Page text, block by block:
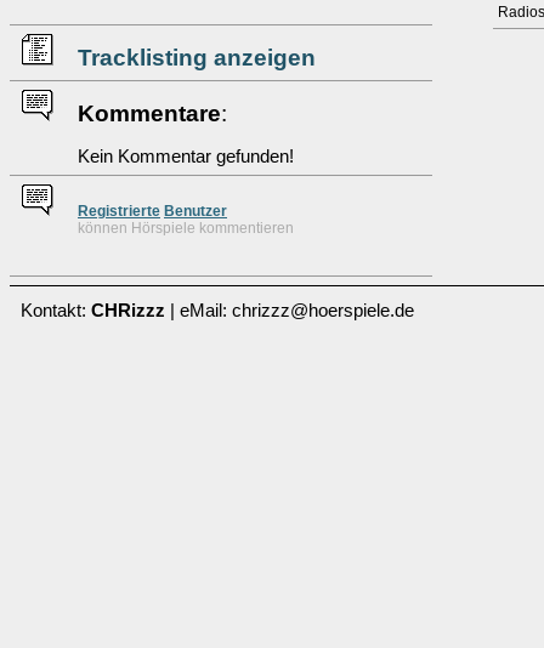
Tracklisting anzeigen
Kommentare:
Kein Kommentar gefunden!
Registrierte Benutzer
können Hörspiele kommentieren
Kontakt: CHRizzz | eMail: chrizzz@hoerspiele.de